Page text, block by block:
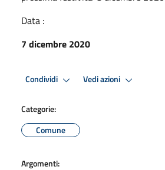
Data :
7 dicembre 2020
Condividi Vedi azioni
Categorie:
Comune
Argomenti: